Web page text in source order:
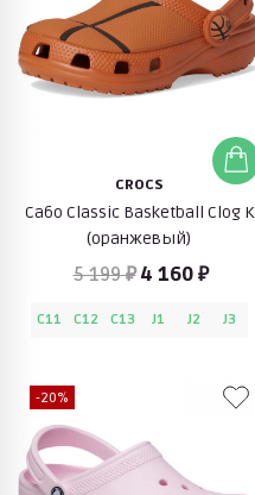
CROCS
Сабо Classic Basketball Clog K
(оранжевый)
5 199 ₽ 4 160 ₽
C11 C12 C13 J1 J2 J3
-20%